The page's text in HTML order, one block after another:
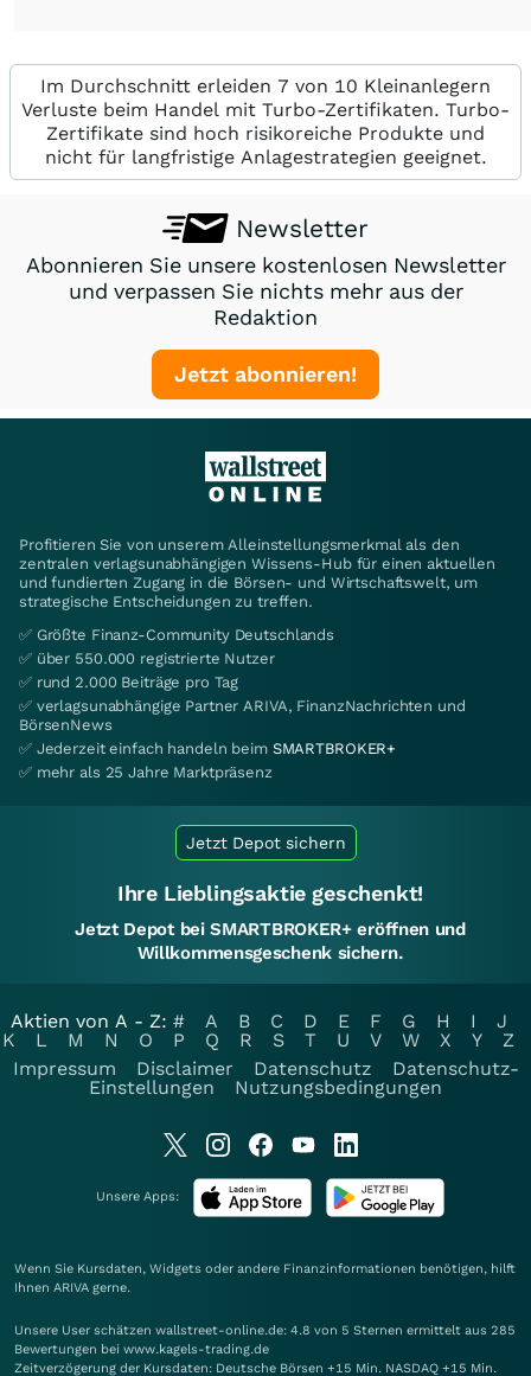
Im Durchschnitt erleiden 7 von 10 Kleinanlegern
Verluste beim Handel mit Turbo-Zertifikaten. Turbo-
Zertifikate sind hoch risikoreiche Produkte und
nicht für langfristige Anlagestrategien geeignet.
Newsletter
Abonnieren Sie unsere kostenlosen Newsletter
und verpassen Sie nichts mehr aus der
Redaktion
Jetzt abonnieren!
Profitieren Sie von unserem Alleinstellungsmerkmal als den
zentralen verlagsunabhängigen Wissens-Hub für einen aktuellen
und fundierten Zugang in die Börsen- und Wirtschaftswelt, um
strategische Entscheidungen zu treffen.
✅ Größte Finanz-Community Deutschlands
✅ über 550.000 registrierte Nutzer
✅ rund 2.000 Beiträge pro Tag
✅ verlagsunabhängige Partner ARIVA, FinanzNachrichten und
BörsenNews
✅ Jederzeit einfach handeln beim SMARTBROKER+
✅ mehr als 25 Jahre Marktpräsenz
Jetzt Depot sichern
Ihre Lieblingsaktie geschenkt!
Jetzt Depot bei SMARTBROKER+ eröffnen und
Willkommensgeschenk sichern.
Aktien von A - Z: # A B C D E F G H I
J
K
L M N O P Q R S T U V W X Y
Z
Impressum
Disclaimer Datenschutz
Datenschutz-
Einstellungen
Nutzungsbedingungen
Unsere Apps:
Wenn Sie Kursdaten, Widgets oder andere Finanzinformationen benötigen, hilft
Ihnen ARIVA gerne.
Unsere User schätzen wallstreet-online.de: 4.8 von 5 Sternen ermittelt aus 285
Bewertungen bei www.kagels-trading.de
Zeitverzögerung der Kursdaten: Deutsche Börsen +15 Min. NASDAQ +15 Min.